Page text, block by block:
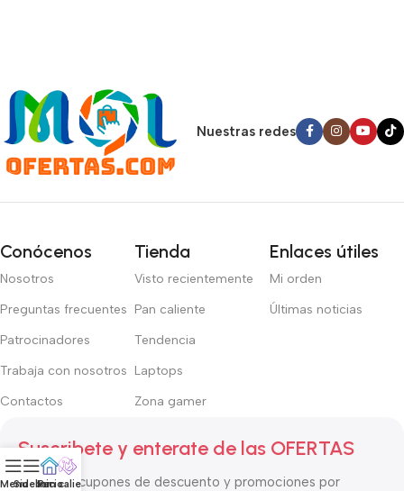
Nuestras redes
Conócenos
Nosotros
Preguntas frecuentes
Patrocinadores
Trabaja con nosotros
Contactos
Tienda
Visto recientemente
Pan caliente
Tendencia
Laptops
Zona gamer
Enlaces útiles
Mi orden
Últimas noticias
Suscribete y enterate de las OFERTAS
Recibirás cupones de descuento y promociones por
MenuSidebarInicio
Pan caliente